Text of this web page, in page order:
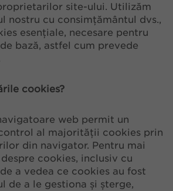
site-ului. Utilizăm
nostru cu consimțământul dvs.,
esențiale, necesare pentru
bază, astfel cum prevede
cookies?
web permit un
al majorității cookies prin
din navigator. Pentru mai
cookies, inclusiv cu
a vedea ce cookies au fost
de a le gestiona și șterge,